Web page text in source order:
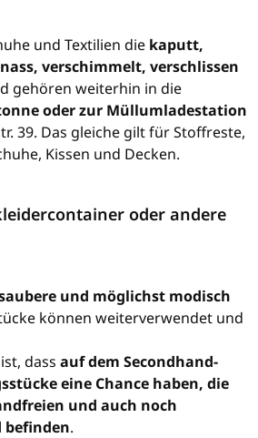
und Textilien die kaputt,
verschimmelt, verschlissen
gehören weiterhin in die
oder zur Müllumladestation
39. Das gleiche gilt für Stoffreste,
Kissen und Decken.
oder andere
und möglichst modisch
können weiterverwendet und
dass auf dem Secondhand-
eine Chance haben, die
und auch noch
befinden.